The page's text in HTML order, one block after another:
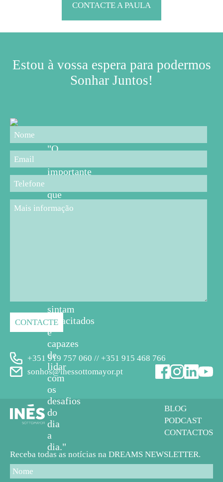
CONTACTE A PAULA
Estou à vossa espera para podermos
Sonhar Juntos!
"O
importante
que
os
sintam
capacitados
e
capazes
de
lidar
com
os
desafios
do
dia
a
dia."
+351 919 757 060 // +351 915 468 766
sonhos@inessottomayor.pt
Receba todas as notícias na DREAMS NEWSLETTER.
BLOG
PODCAST
CONTACTOS